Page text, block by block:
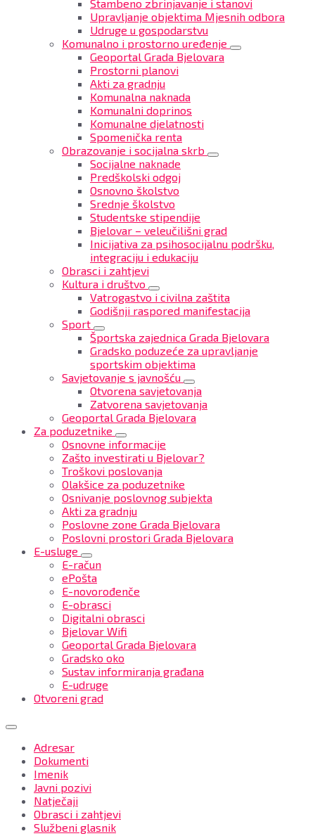
Stambeno zbrinjavanje i stanovi
Upravljanje objektima Mjesnih odbora
Udruge u gospodarstvu
Komunalno i prostorno uređenje
Geoportal Grada Bjelovara
Prostorni planovi
Akti za gradnju
Komunalna naknada
Komunalni doprinos
Komunalne djelatnosti
Spomenička renta
Obrazovanje i socijalna skrb
Socijalne naknade
Predškolski odgoj
Osnovno školstvo
Srednje školstvo
Studentske stipendije
Bjelovar – veleučilišni grad
Inicijativa za psihosocijalnu podršku,
integraciju i edukaciju
Obrasci i zahtjevi
Kultura i društvo
Vatrogastvo i civilna zaštita
Godišnji raspored manifestacija
Sport
Športska zajednica Grada Bjelovara
Gradsko poduzeće za upravljanje
sportskim objektima
Savjetovanje s javnošću
Otvorena savjetovanja
Zatvorena savjetovanja
Geoportal Grada Bjelovara
Za poduzetnike
Osnovne informacije
Zašto investirati u Bjelovar?
Troškovi poslovanja
Olakšice za poduzetnike
Osnivanje poslovnog subjekta
Akti za gradnju
Poslovne zone Grada Bjelovara
Poslovni prostori Grada Bjelovara
E-usluge
E-račun
ePošta
E-novorođenče
E-obrasci
Digitalni obrasci
Bjelovar Wifi
Geoportal Grada Bjelovara
Gradsko oko
Sustav informiranja građana
E-udruge
Otvoreni grad
Adresar
Dokumenti
Imenik
Javni pozivi
Natječaji
Obrasci i zahtjevi
Službeni glasnik